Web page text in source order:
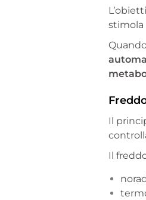
stimola
Il
Il